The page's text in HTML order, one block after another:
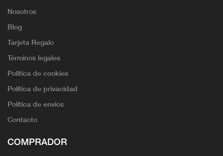
Nosotros
Blog
Tarjeta Regalo
Términos legales
Política de cookies
Política de privacidad
Política de envíos
Contacto
COMPRADOR